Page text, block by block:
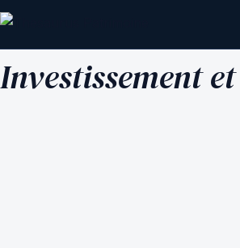
Investissement